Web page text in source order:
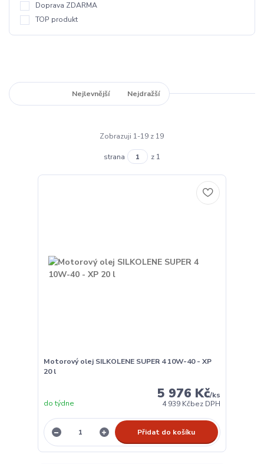
Doprava ZDARMA
TOP produkt
Nejlevnější Nejdražší
Zobrazuji 1-19 z 19
strana z 1
Motorový olej SILKOLENE SUPER 4 10W-40 - XP
20 l
5 976 Kč/ks
4 939 Kčbez DPH
do týdne
Přidat do košíku